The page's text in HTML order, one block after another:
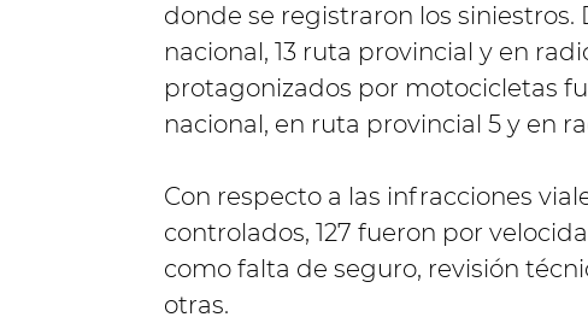
donde se registraron los
nacional, 13 ruta provincial y en
protagonizados por motocicletas
nacional, en ruta provincial 5 y en
Con respecto a las infracciones
controlados, 127 fueron por
como falta de seguro, revisión
otras.